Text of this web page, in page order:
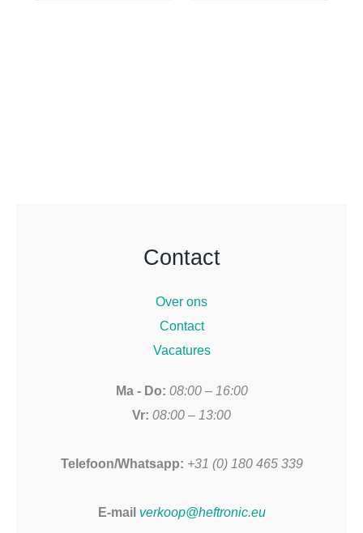
Contact
Over ons
Contact
Vacatures
Ma - Do: 08:00 – 16:00
Vr: 08:00 – 13:00
Telefoon/Whatsapp: +31 (0) 180 465 339
E-mail verkoop@heftronic.eu